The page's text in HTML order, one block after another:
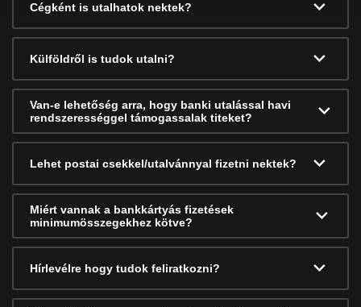
Cégként is utalhatok nektek?
Külföldről is tudok utalni?
Van-e lehetőség arra, hogy banki utalással havi
rendszerességgel támogassalak titeket?
Lehet postai csekkel/utalvánnyal fizetni nektek?
Miért vannak a bankkártyás fizetések
minimumösszegekhez kötve?
Hírlevélre hogy tudok feliratkozni?